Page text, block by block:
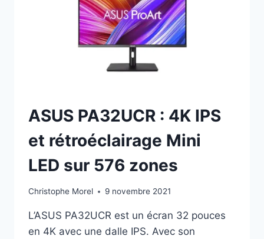
EN
2025
ASUS PA32UCR : 4K IPS
et rétroéclairage Mini
LED sur 576 zones
Christophe Morel 9 novembre 2021
L’ASUS PA32UCR est un écran 32 pouces
en 4K avec une dalle IPS. Avec son